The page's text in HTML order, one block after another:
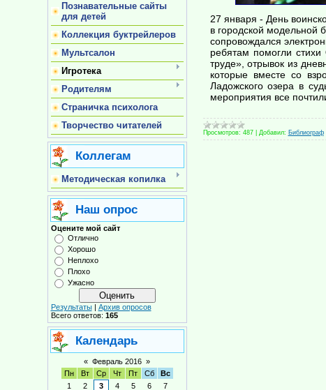
Познавательные сайты
для детей
Коллекция буктрейлеров
Мультсалон
Игротека
Родителям
Страничка психолога
Творчество читателей
Коллегам
Методическая копилка
Наш опрос
Оцените мой сайт
Отлично
Хорошо
Неплохо
Плохо
Ужасно
Результаты| Архив опросов
Всего ответов: 165
Календарь
« Февраль 2016 »
Пн
Вт Ср Чт Пт Сб
Вс
1
2 3 4 5 6 7
27 января - День
в городской модельной
сопровождался
ребятам помогли
труде», отрывок из
которые вместе со
Ладожского озера в
мероприятия все
Просмотров: 487 Добавил: Библиограф